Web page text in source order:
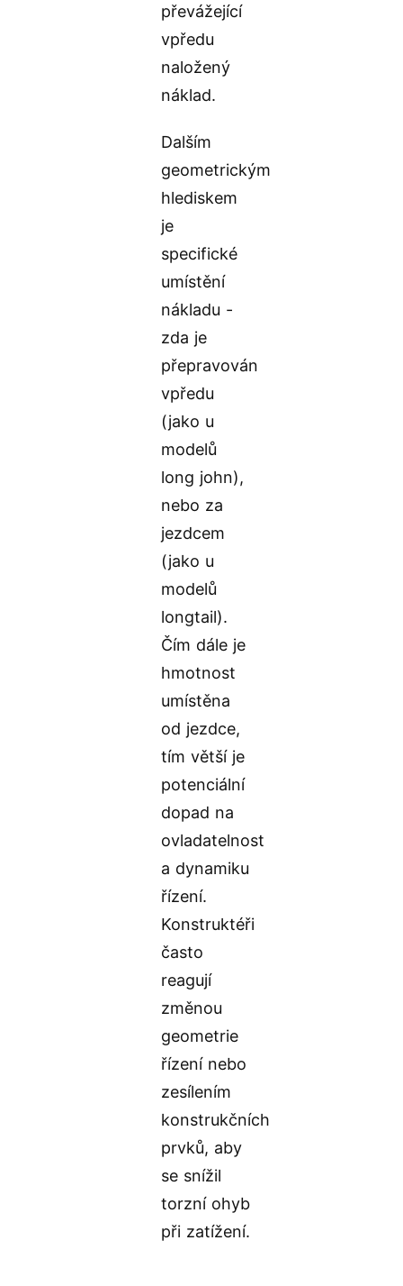
převážející
vpředu
naložený
náklad.
Dalším
geometrickým
hlediskem
je
specifické
umístění
nákladu -
zda je
přepravován
vpředu
(jako u
modelů
long john),
nebo za
jezdcem
(jako u
modelů
longtail).
Čím dále je
hmotnost
umístěna
od jezdce,
tím větší je
potenciální
dopad na
ovladatelnost
a dynamiku
řízení.
Konstruktéři
často
reagují
změnou
geometrie
řízení nebo
zesílením
konstrukčních
prvků, aby
se snížil
torzní ohyb
při zatížení.